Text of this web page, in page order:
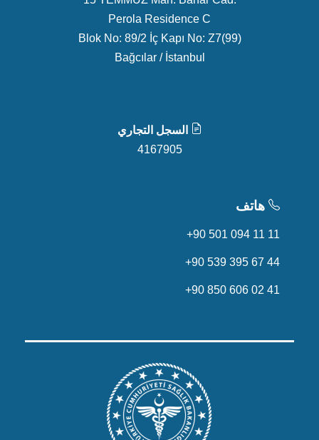
Perola Residence C
Blok No: 89/2 İç Kapı No: Z7(99)
Bağcılar / İstanbul
السجل التجاري
4167905
هاتف
+90 501 094 11 11
+90 539 395 67 44
+90 850 606 02 41